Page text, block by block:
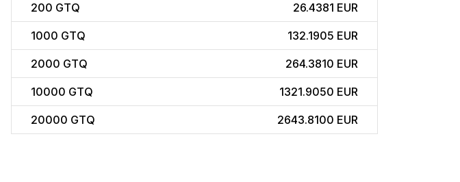
200 GTQ 26.4381 EUR
1000 GTQ 132.1905 EUR
2000 GTQ 264.3810 EUR
10000 GTQ 1321.9050 EUR
20000 GTQ 2643.8100 EUR